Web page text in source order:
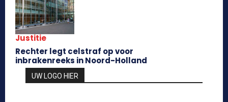
Justitie
Rechter legt celstraf op voor
inbrakenreeks in Noord-Holland
UW LOGO HIER